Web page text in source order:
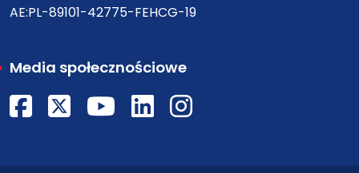
AE:PL-89101-42775-FEHCG-19
Media społecznościowe
Facebook
X YoutubeLinkedInInstagram